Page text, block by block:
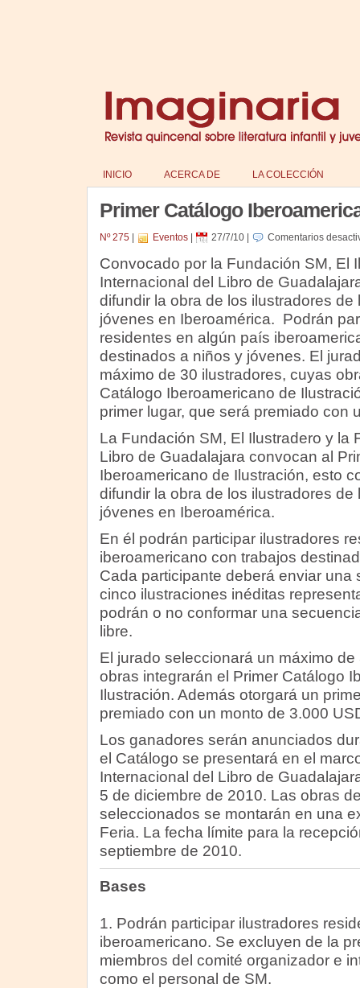
INICIO ACERCA DE LA COLECCIÓN
Primer Catálogo
Nº 275| Eventos| 27/7/10| Comentarios
Convocado por la Fundación SM, El
Internacional del Libro de
difundir la obra de los ilustradores de
jóvenes en Iberoamérica. Podrán
residentes en algún país
destinados a niños y jóvenes. El
máximo de 30 ilustradores, cuyas
Catálogo Iberoamericano de
primer lugar, que será premiado con
La Fundación SM, El Ilustradero y la
Libro de Guadalajara convocan al
Iberoamericano de Ilustración, esto
difundir la obra de los ilustradores de
jóvenes en Iberoamérica.
En él podrán participar ilustradores
iberoamericano con trabajos
Cada participante deberá enviar una
cinco ilustraciones inéditas
podrán o no conformar una
libre.
El jurado seleccionará un máximo
obras integrarán el Primer Catálogo
Ilustración. Además otorgará un
premiado con un monto de 3.000
Los ganadores serán anunciados
el Catálogo se presentará en el
Internacional del Libro de
5 de diciembre de 2010. Las obras
seleccionados se montarán en una
Feria. La fecha límite para la
septiembre de 2010.
Bases
1. Podrán participar ilustradores
iberoamericano. Se excluyen de la
miembros del comité organizador e
como el personal de SM.